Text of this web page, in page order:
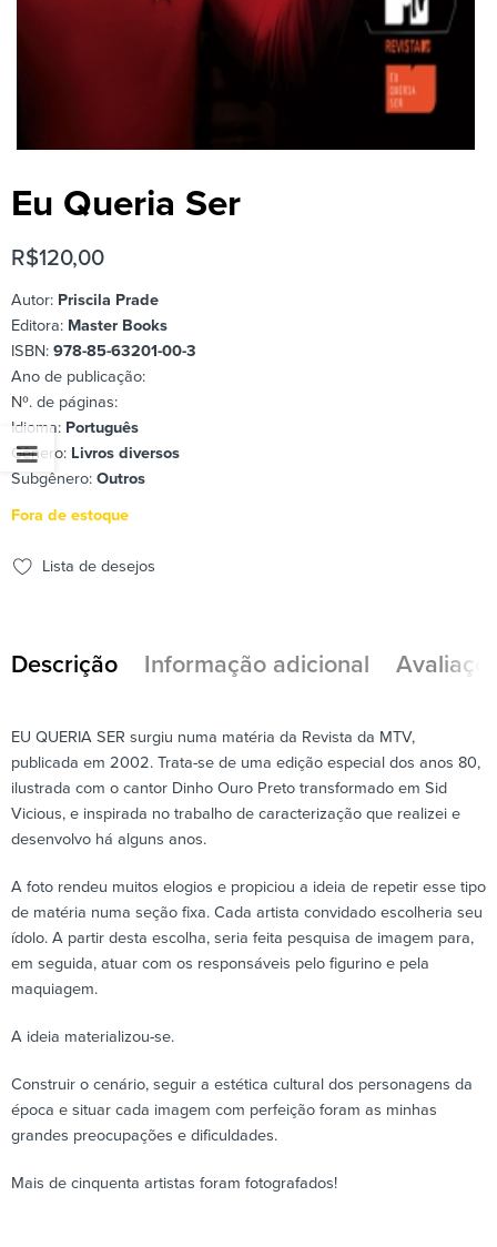
Eu Queria Ser
R$120,00
Autor: Priscila Prade
Editora: Master Books
ISBN: 978-85-63201-00-3
Ano de publicação:
Nº. de páginas:
Idioma: Português
Gênero: Livros diversos
Subgênero: Outros
Fora de estoque
Lista de desejos
Descrição Informação adicional
EU QUERIA SER surgiu numa matéria da Revista da MTV,
publicada em 2002. Trata-se de uma edição especial dos anos 80,
ilustrada com o cantor Dinho Ouro Preto transformado em Sid
Vicious, e inspirada no trabalho de caracterização que realizei e
desenvolvo há alguns anos.
A foto rendeu muitos elogios e propiciou a ideia de repetir esse tipo
de matéria numa seção fixa. Cada artista convidado escolheria seu
ídolo. A partir desta escolha, seria feita pesquisa de imagem para,
em seguida, atuar com os responsáveis pelo figurino e pela
maquiagem.
A ideia materializou-se.
Construir o cenário, seguir a estética cultural dos personagens da
época e situar cada imagem com perfeição foram as minhas
grandes preocupações e dificuldades.
Mais de cinquenta artistas foram fotografados!